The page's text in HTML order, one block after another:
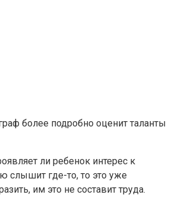
более подробно оценит таланты
ли ребенок интерес к
слышит где-то, то это уже
им это не составит труда.